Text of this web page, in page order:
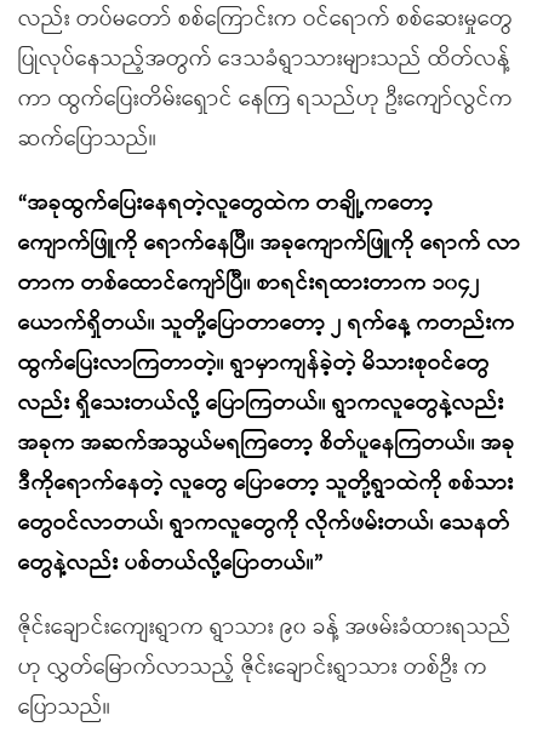
လည်း တပ်မတော် စစ်ကြောင်းက ဝင်ရောက် စစ်ဆေးမှုတွေ
ပြုလုပ်နေသည့်အတွက် ဒေသခံရွာသားများသည် ထိတ်လန့်
ကာ ထွက်ပြေးတိမ်းရှောင် နေကြ ရသည်ဟု ဦးကျော်လွင်က
ဆက်ပြောသည်။
“အခုထွက်ပြေးနေရတဲ့လူတွေထဲက တချို့ကတော့
ကျောက်ဖြူကို ရောက်နေပြီ။ အခုကျောက်ဖြူကို ရောက် လာ
တာက တစ်ထောင်ကျော်ပြီ။ စာရင်းရထားတာက ၁၀၄၂
ယောက်ရှိတယ်။ သူတို့ပြောတာတော့ ၂ ရက်နေ့ ကတည်းက
ထွက်ပြေးလာကြတာတဲ့။ ရွာမှာကျန်ခဲ့တဲ့ မိသားစုဝင်တွေ
လည်း ရှိသေးတယ်လို့ ပြောကြတယ်။ ရွာကလူတွေနဲ့လည်း
အခုက အဆက်အသွယ်မရကြတော့ စိတ်ပူနေကြတယ်။ အခု
ဒီကိုရောက်နေတဲ့ လူတွေ ပြောတော့ သူတို့ရွာထဲကို စစ်သား
တွေဝင်လာတယ်၊ ရွာကလူတွေကို လိုက်ဖမ်းတယ်၊ သေနတ်
တွေနဲ့လည်း ပစ်တယ်လို့ပြောတယ်။”
ဇိုင်းချောင်းကျေးရွာက ရွာသား ၉၀ ခန့် အဖမ်းခံထားရသည်
ဟု လွှတ်မြောက်လာသည့် ဇိုင်းချောင်းရွာသား တစ်ဦး က
ပြောသည်။